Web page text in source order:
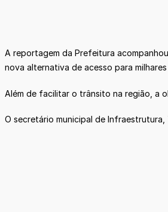
A reportagem da Prefeitura
nova alternativa de acesso para
Além de facilitar o trânsito na região, a
O secretário municipal de